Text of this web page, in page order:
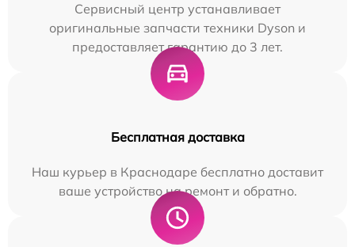
Сервисный центр устанавливает
оригинальные запчасти техники Dyson и
предоставляет гарантию до 3 лет.
Бесплатная доставка
Наш курьер в Краснодаре бесплатно доставит
ваше устройство на ремонт и обратно.